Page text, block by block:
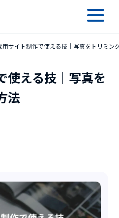
用サイト制作で使える技｜写真をトリミン
使える技｜写真を
法